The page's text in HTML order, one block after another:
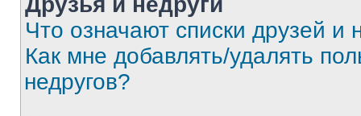
Что означают списки друзей и
Как мне добавлять/удалять
недругов?